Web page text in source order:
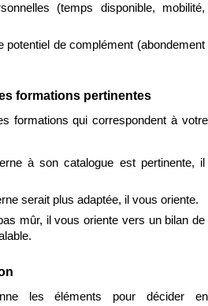
(temps disponible, mobilité,
potentiel de complément (abondement
formations pertinentes
formations qui correspondent à votre
à son catalogue est pertinente, il
serait plus adaptée, il vous oriente.
mûr, il vous oriente vers un bilan de
les éléments pour décider en